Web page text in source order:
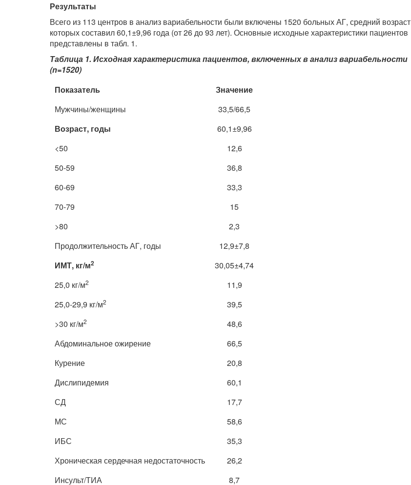
Результаты
Всего из 113 центров в анализ вариабельности были включены 1520 больных АГ, средний возраст
которых составил 60,1±9,96 года (от 26 до 93 лет). Основные исходные характеристики пациентов
представлены в табл. 1.
Таблица 1. Исходная характеристика пациентов, включенных в анализ вариабельности
(n=1520)
Показатель
Значение
Мужчины/женщины
33,5/66,5
Возраст, годы
60,1±9,96
<50
12,6
50-59
36,8
60-69
33,3
70-79
15
>80
2,3
Продолжительность АГ, годы
12,9±7,8
ИМТ, кг/м2
30,05±4,74
25,0 кг/м2
11,9
25,0-29,9 кг/м2
39,5
>30 кг/м2
48,6
Абдоминальное ожирение
66,5
Курение
20,8
Дислипидемия
60,1
СД
17,7
МС
58,6
ИБС
35,3
Хроническая сердечная недостаточность
26,2
Инсульт/ТИА
8,7